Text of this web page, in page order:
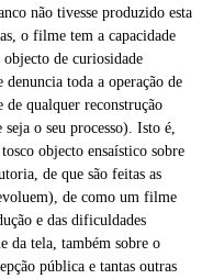
não tivesse produzido esta
o filme tem a capacidade
de curiosidade
toda a operação de
de qualquer reconstrução
o seu processo). Isto é,
objecto ensaístico sobre
de que são feitas as
de como um filme
e das dificuldades
da tela, também sobre o
pública e tantas outras